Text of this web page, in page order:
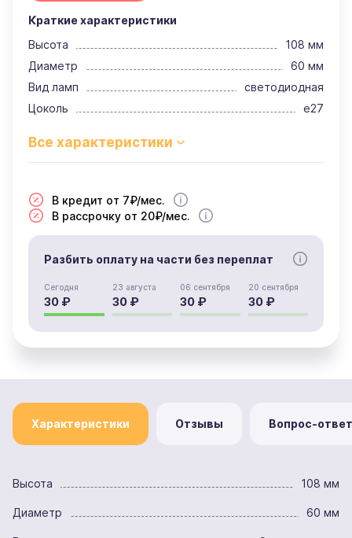
Краткие характеристики
Высота
108 мм
Диаметр
60 мм
Вид ламп
светодиодная
Цоколь
e27
В кредит от 7₽/мес.
В рассрочку от 20₽/мес.
Разбить оплату на части без переплат
Сегодня
30 ₽
23 августа
30 ₽
06 сентября
30 ₽
20 сентября
30 ₽
Характеристики Отзывы Вопрос-ответ
Высота 108 мм
Диаметр 60 мм